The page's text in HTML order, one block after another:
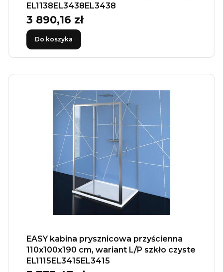
EL1138EL3438EL3438
Cena
3 890,16 zł
Do koszyka
EASY kabina prysznicowa przyścienna
110x100x190 cm, wariant L/P szkło czyste
EL1115EL3415EL3415